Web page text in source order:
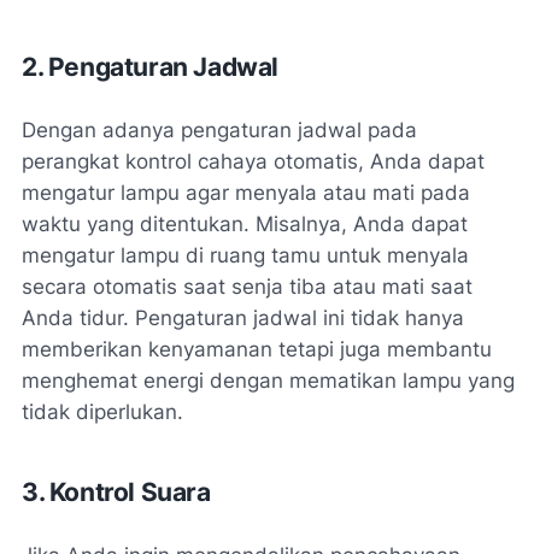
2. Pengaturan Jadwal
Dengan adanya pengaturan jadwal pada
perangkat kontrol cahaya otomatis, Anda dapat
mengatur lampu agar menyala atau mati pada
waktu yang ditentukan. Misalnya, Anda dapat
mengatur lampu di ruang tamu untuk menyala
secara otomatis saat senja tiba atau mati saat
Anda tidur. Pengaturan jadwal ini tidak hanya
memberikan kenyamanan tetapi juga membantu
menghemat energi dengan mematikan lampu yang
tidak diperlukan.
3. Kontrol Suara